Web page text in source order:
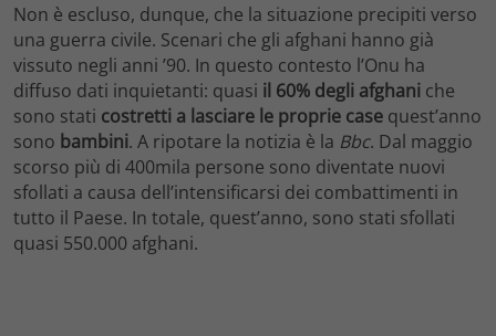
Non è escluso, dunque, che la situazione precipiti verso
una guerra civile. Scenari che gli afghani hanno già
vissuto negli anni ’90. In questo contesto l’Onu ha
diffuso dati inquietanti: quasi il 60% degli afghani che
sono stati costretti a lasciare le proprie case quest’anno
sono bambini. A ripotare la notizia è la Bbc. Dal maggio
scorso più di 400mila persone sono diventate nuovi
sfollati a causa dell’intensificarsi dei combattimenti in
tutto il Paese. In totale, quest’anno, sono stati sfollati
quasi 550.000 afghani.